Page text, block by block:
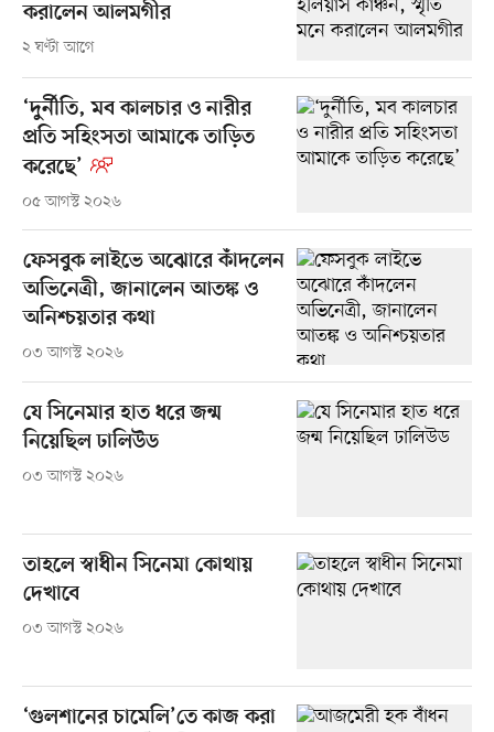
করালেন আলমগীর
২ ঘণ্টা আগে
‘দুর্নীতি, মব কালচার ও নারীর
প্রতি সহিংসতা আমাকে তাড়িত
করেছে’
০৫ আগস্ট ২০২৬
ফেসবুক লাইভে অঝোরে কাঁদলেন
অভিনেত্রী, জানালেন আতঙ্ক ও
অনিশ্চয়তার কথা
০৩ আগস্ট ২০২৬
যে সিনেমার হাত ধরে জন্ম
নিয়েছিল ঢালিউড
০৩ আগস্ট ২০২৬
তাহলে স্বাধীন সিনেমা কোথায়
দেখাবে
০৩ আগস্ট ২০২৬
‘গুলশানের চামেলি’তে কাজ করা